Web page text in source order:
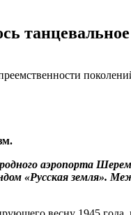
аэропорта
«Русская земля».